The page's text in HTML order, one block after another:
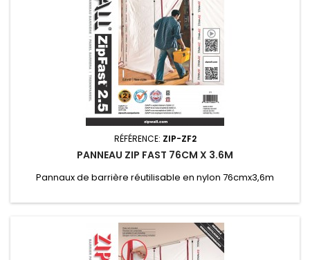
RÉFÉRENCE: ZIP-ZF2
PANNEAU ZIP FAST 76CM X 3.6M
Pannaux de barrière réutilisable en nylon 76cmx3,6m